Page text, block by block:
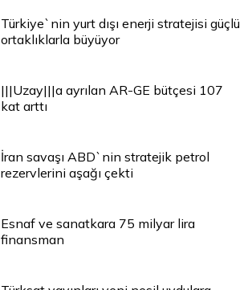
Türkiye`nin yurt dışı enerji stratejisi güçlü
ortaklıklarla büyüyor
|||Uzay|||a ayrılan AR-GE bütçesi 107
kat arttı
İran savaşı ABD`nin stratejik petrol
rezervlerini aşağı çekti
Esnaf ve sanatkara 75 milyar lira
finansman